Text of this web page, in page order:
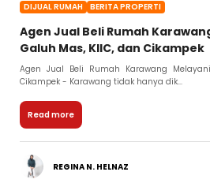
DIJUAL RUMAH BERITA PROPERTI
Agen Jual Beli Rumah
Galuh Mas, KIIC, dan Cikampek
Agen Jual Beli Rumah Karawang
Cikampek - Karawang tidak hanya dik...
Read more
REGINA N. HELNAZ